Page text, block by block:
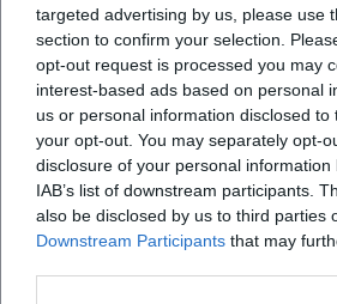
targeted advertising by us, please use
section to confirm your selection.
opt-out request is processed you may
interest-based ads based on personal
us or personal information disclosed
your opt-out. You may separately opt-
disclosure of your personal
IAB’s list of downstream participants.
also be disclosed by us to third parties
Downstream Participants that may
Map
Open in Google